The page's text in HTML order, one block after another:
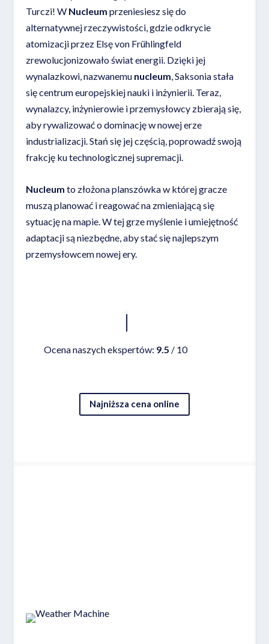
Turczi! W Nucleum przeniesiesz się do
alternatywnej rzeczywistości, gdzie odkrycie
atomizacji przez Elsę von Frühlingfeld
zrewolucjonizowało świat energii. Dzięki jej
wynalazkowi, nazwanemu nucleum, Saksonia stała
się centrum europejskiej nauki i inżynierii. Teraz,
wynalazcy, inżynierowie i przemysłowcy zbierają się,
aby rywalizować o dominację w nowej erze
industrializacji. Stań się jej częścią, poprowadź swoją
frakcję ku technologicznej supremacji.
Nucleum to złożona planszówka w której gracze
muszą planować i reagować na zmieniającą się
sytuację na mapie. W tej grze myślenie i umiejętność
adaptacji są niezbędne, aby stać się najlepszym
przemysłowcem nowej ery.
Ocena naszych ekspertów: 9.5 / 10
Najniższa cena online